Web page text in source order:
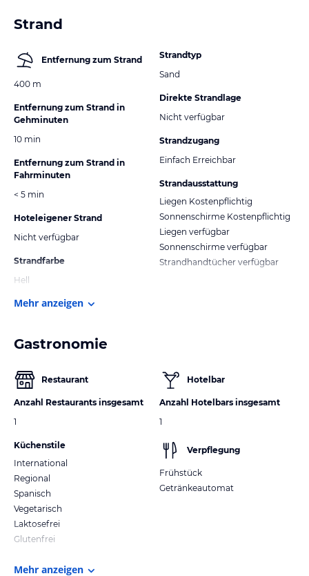
Strand
Entfernung zum Strand
400 m
Entfernung zum Strand in
Gehminuten
10 min
Entfernung zum Strand in
Fahrminuten
< 5 min
Hoteleigener Strand
Nicht verfügbar
Strandfarbe
Hell
Strandtyp
Sand
Direkte Strandlage
Nicht verfügbar
Strandzugang
Einfach Erreichbar
Strandausstattung
Liegen Kostenpflichtig
Sonnenschirme Kostenpflichtig
Liegen verfügbar
Sonnenschirme verfügbar
Strandhandtücher verfügbar
Mehr anzeigen
Gastronomie
Restaurant
Anzahl Restaurants insgesamt
1
Küchenstile
International
Regional
Spanisch
Vegetarisch
Laktosefrei
Glutenfrei
Hotelbar
Anzahl Hotelbars insgesamt
1
Verpflegung
Frühstück
Getränkeautomat
Mehr anzeigen